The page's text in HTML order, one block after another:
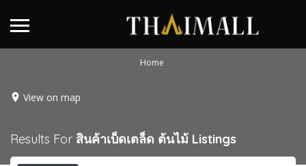
Home
View on map
Results For สินค้าเบ็ดเตล็ด ต้นไม้ Listings